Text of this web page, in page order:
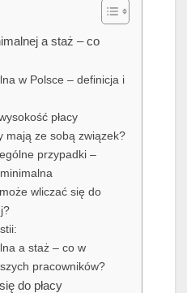
a staż – co
w Polsce – definicja i
płacy
mają ze sobą związek?
przypadki –
wliczać się do
a staż – co w
pracowników?
do płacy